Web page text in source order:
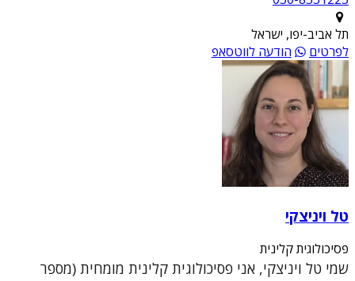
תל אביב-יפו, ישראל
לפרטים
הודעה לווטסאפ
טל ויניצקי
פסיכולוגית קלינית
שמי טל ויניצקי, אני פסיכולוגית קלינית מומחית (מספר